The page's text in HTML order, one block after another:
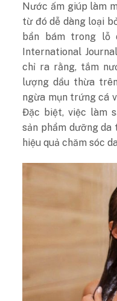
Nước ấm giúp làm
từ đó dễ dàng loại
bẩn bám trong lỗ
International
chỉ ra rằng, tắm
lượng dầu thừa
ngừa mụn trứng cá
Đặc biệt, việc làm
sản phẩm dưỡng
hiệu quả chăm sóc